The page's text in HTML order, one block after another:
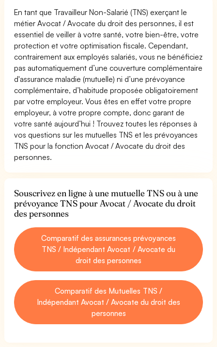
En tant que Travailleur Non-Salarié (TNS) exerçant le
métier Avocat / Avocate du droit des personnes, il est
essentiel de veiller à votre santé, votre bien-être, votre
protection et votre optimisation fiscale. Cependant,
contrairement aux employés salariés, vous ne bénéficiez
pas automatiquement d’une couverture complémentaire
d'assurance maladie (mutuelle) ni d’une prévoyance
complémentaire, d’habitude proposée obligatoirement
par votre employeur. Vous êtes en effet votre propre
employeur, à votre propre compte, donc garant de
votre santé aujourd’hui ! Trouvez toutes les réponses à
vos questions sur les mutuelles TNS et les prévoyances
TNS pour la fonction Avocat / Avocate du droit des
personnes.
Souscrivez en ligne à une mutuelle TNS ou à une
prévoyance TNS pour Avocat / Avocate du droit
des personnes
Comparatif des assurances prévoyances
TNS / Indépendant Avocat / Avocate du
droit des personnes
Comparatif des Mutuelles TNS /
Indépendant Avocat / Avocate du droit des
personnes